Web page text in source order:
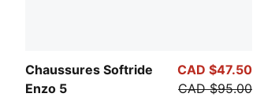
Chaussures Softride
Enzo 5
CAD $47.50
CAD $95.00